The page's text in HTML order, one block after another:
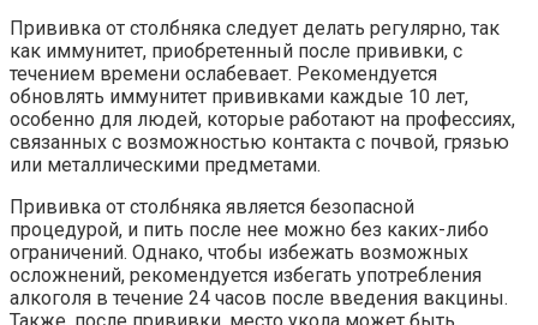
Прививка от столбняка следует делать регулярно, так
как иммунитет, приобретенный после прививки, с
течением времени ослабевает. Рекомендуется
обновлять иммунитет прививками каждые 10 лет,
особенно для людей, которые работают на профессиях,
связанных с возможностью контакта с почвой, грязью
или металлическими предметами.
Прививка от столбняка является безопасной
процедурой, и пить после нее можно без каких-либо
ограничений. Однако, чтобы избежать возможных
осложнений, рекомендуется избегать употребления
алкоголя в течение 24 часов после введения вакцины.